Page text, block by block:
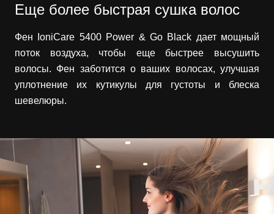
Еще более быстрая сушка волос
Фен IoniCare 5400 Power & Go Black дает мощный
поток воздуха, чтобы еще быстрее высушить
волосы. Фен заботится о ваших волосах, улучшая
уплотнение их кутикулы для густоты и блеска
шевелюры.